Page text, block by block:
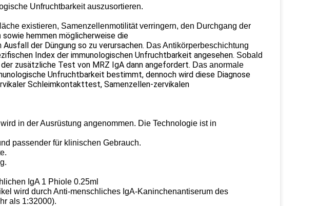
Unfruchtbarkeit auszusortieren.
existieren, Samenzellenmotilität verringern, den Durchgang der
sowie hemmen möglicherweise die
der Düngung so zu verursachen. Das Antikörperbeschichtung
Index der immunologischen Unfruchtbarkeit angesehen. Sobald
zusätzliche Test von MRZ IgA dann angefordert. Das anormale
Unfruchtbarkeit bestimmt, dennoch wird diese Diagnose
Schleimkontakttest, Samenzellen-zervikalen
in der Ausrüstung angenommen. Die Technologie ist in
passender für klinischen Gebrauch.
IgA 1 Phiole 0.25ml
wird durch Anti-menschliches IgA-Kaninchenantiserum des
als 1:32000).